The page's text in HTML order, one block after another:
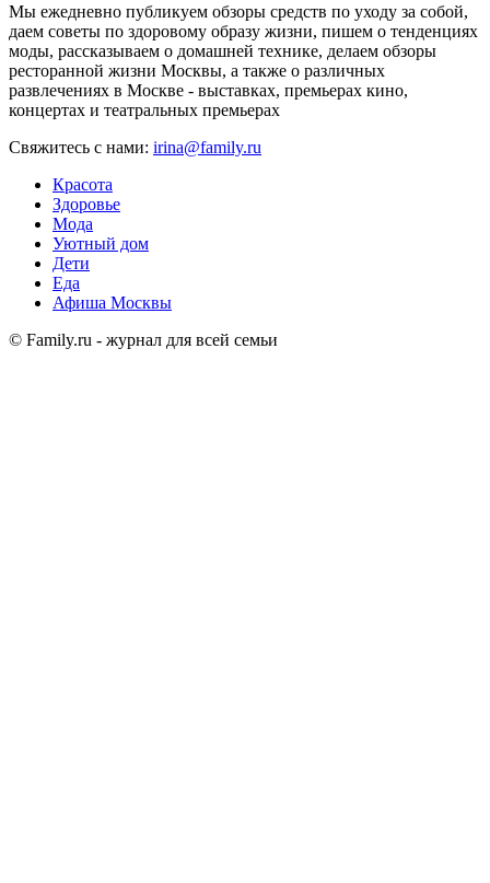
Мы ежедневно публикуем обзоры средств по уходу за собой,
даем советы по здоровому образу жизни, пишем о тенденциях
моды, рассказываем о домашней технике, делаем обзоры
ресторанной жизни Москвы, а также о различных
развлечениях в Москве - выставках, премьерах кино,
концертах и театральных премьерах
Свяжитесь с нами: irina@family.ru
Красота
Здоровье
Мода
Уютный дом
Дети
Еда
Афиша Москвы
© Family.ru - журнал для всей семьи